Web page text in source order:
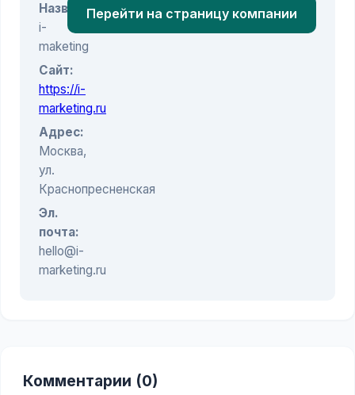
Название:
i-
maketing
Сайт:
https://i-
marketing.ru
Адрес:
Москва,
ул.
Краснопресненская
Эл.
почта:
hello@i-
marketing.ru
Перейти на страницу компании
Комментарии (0)